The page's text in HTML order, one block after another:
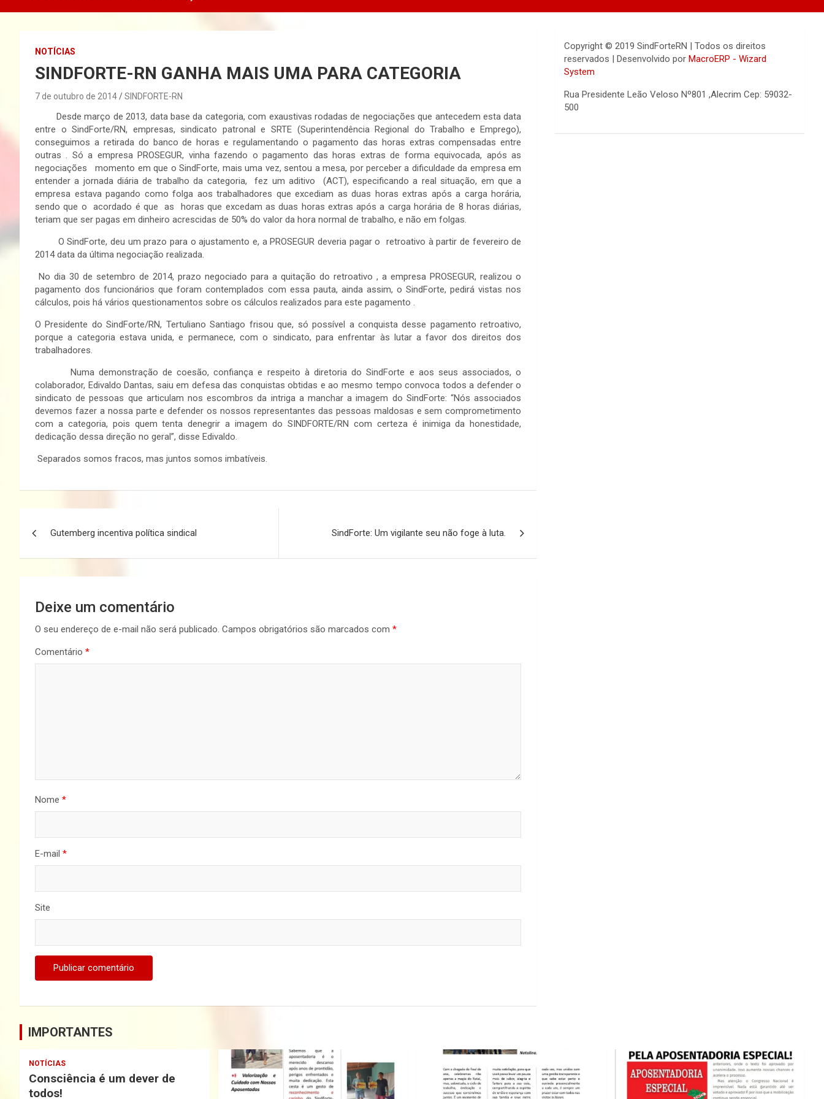
NOTÍCIAS
SINDFORTE-RN GANHA MAIS UMA PARA CATEGORIA
7 de outubro de 2014 SINDFORTE-RN
Desde março de 2013, data base da categoria, com exaustivas rodadas de negociações que antecedem esta data
entre o SindForte/RN, empresas, sindicato patronal e SRTE (Superintendência Regional do Trabalho e Emprego),
conseguimos a retirada do banco de horas e regulamentando o pagamento das horas extras compensadas entre
outras . Só a empresa PROSEGUR, vinha fazendo o pagamento das horas extras de forma equivocada, após as
negociações momento em que o SindForte, mais uma vez, sentou a mesa, por perceber a dificuldade da empresa em
entender a jornada diária de trabalho da categoria, fez um aditivo (ACT), especificando a real situação, em que a
empresa estava pagando como folga aos trabalhadores que excediam as duas horas extras após a carga horária,
sendo que o acordado é que as horas que excedam as duas horas extras após a carga horária de 8 horas diárias,
teriam que ser pagas em dinheiro acrescidas de 50% do valor da hora normal de trabalho, e não em folgas.
O SindForte, deu um prazo para o ajustamento e, a PROSEGUR deveria pagar o retroativo à partir de fevereiro de
2014 data da última negociação realizada.
No dia 30 de setembro de 2014, prazo negociado para a quitação do retroativo , a empresa PROSEGUR, realizou o
pagamento dos funcionários que foram contemplados com essa pauta, ainda assim, o SindForte, pedirá vistas nos
cálculos, pois há vários questionamentos sobre os cálculos realizados para este pagamento .
O Presidente do SindForte/RN, Tertuliano Santiago frisou que, só possível a conquista desse pagamento retroativo,
porque a categoria estava unida, e permanece, com o sindicato, para enfrentar às lutar a favor dos direitos dos
trabalhadores.
Numa demonstração de coesão, confiança e respeito à diretoria do SindForte e aos seus associados, o
colaborador, Edivaldo Dantas, saiu em defesa das conquistas obtidas e ao mesmo tempo convoca todos a defender o
sindicato de pessoas que articulam nos escombros da intriga a manchar a imagem do SindForte: “Nós associados
devemos fazer a nossa parte e defender os nossos representantes das pessoas maldosas e sem comprometimento
com a categoria, pois quem tenta denegrir a imagem do SINDFORTE/RN com certeza é inimiga da honestidade,
dedicação dessa direção no geral”, disse Edivaldo.
Separados somos fracos, mas juntos somos imbatíveis.
Gutemberg incentiva política sindical SindForte: Um vigilante seu não foge à luta.
Deixe um comentário
O seu endereço de e-mail não será publicado. Campos obrigatórios são marcados com *
Comentário *
Nome *
E-mail *
Site
Copyright © 2019 SindForteRN | Todos os direitos
reservados | Desenvolvido porMacroERP - Wizard
System
Rua Presidente Leão Veloso Nº801 ,Alecrim Cep: 59032-
500
IMPORTANTES
NOTÍCIAS
Consciência é um dever de
todos!